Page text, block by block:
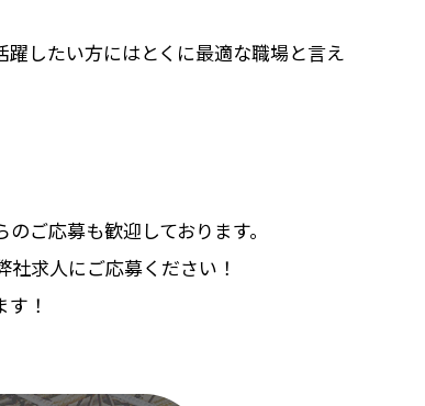
したい方にはとくに最適な職場と言え
ご応募も歓迎しております。
社求人にご応募ください！
！